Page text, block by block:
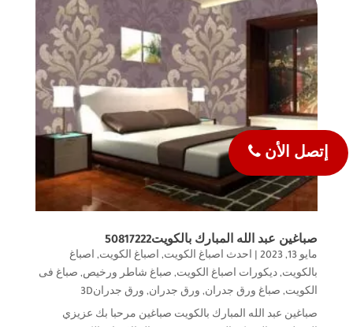
صباغين عبد الله المبارك بالكويت50817222
مايو 13, 2023 | احدث اصباغ الكويت, اصباغ الكويت, اصباغ
بالكويت, ديكورات اصباغ الكويت, صباغ شاطر ورخيص, صباغ فى
الكويت, صباغ ورق جدران, ورق جدران, ورق جدران3D
صباغين عبد الله المبارك بالكويت صباغين مرحبا بك عزيزي
إتصل الأن